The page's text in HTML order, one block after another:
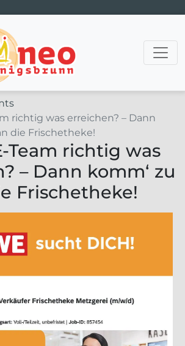
richtig was erreichen? – Dann
die Frischetheke!
Team richtig was
– Dann komm‘ zu
Frischetheke!